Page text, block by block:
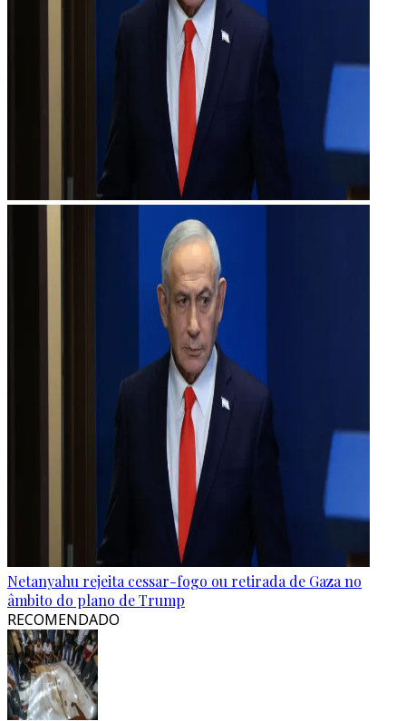
Netanyahu rejeita cessar-fogo ou retirada de Gaza no
âmbito do plano de Trump
RECOMENDADO